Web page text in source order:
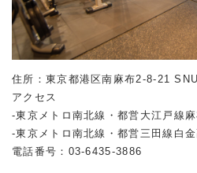
住所：東京都港区南麻布2-8-21
アクセス
-東京メトロ南北線・都営大江戸線
-東京メトロ南北線・都営三田線白
電話番号： 03-6435-3886